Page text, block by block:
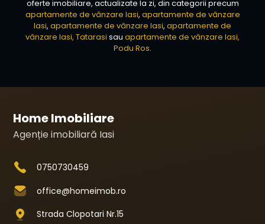
oferte imobiliare, actualizate la zi, din categorii precum
apartamente de vânzare Iasi, apartamente de vânzare
Iasi, apartamente de vânzare Iasi, apartamente de
vânzare Iasi, Tatarasi sau apartamente de vânzare Iasi,
Podu Ros.
Home Imobiliare
Agenție imobiliară Iasi
0750730459
office@homeimob.ro
Strada Clopotari Nr.15